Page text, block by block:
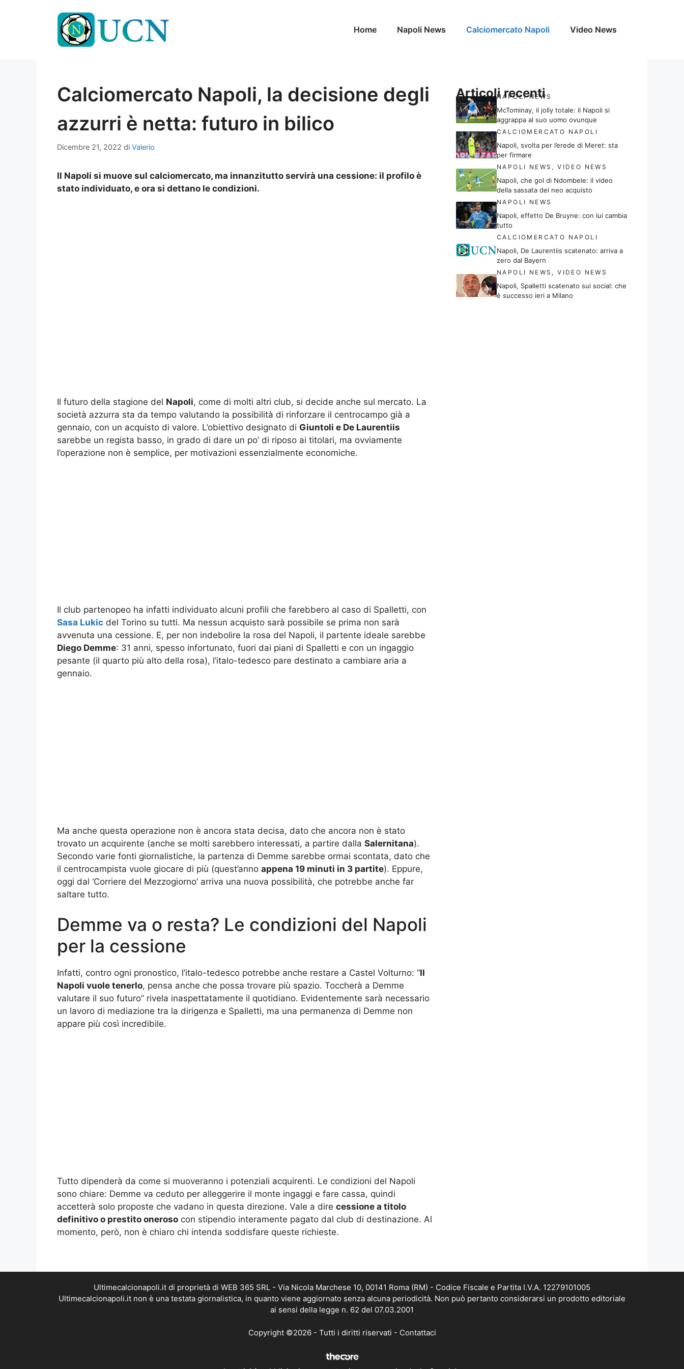
Home Napoli News Calciomercato Napoli Video News
Calciomercato Napoli, la decisione degli
azzurri è netta: futuro in bilico
Dicembre 21, 2022 di Valerio
Il Napoli si muove sul calciomercato, ma innanzitutto servirà una cessione: il profilo è
stato individuato, e ora si dettano le condizioni.
Il futuro della stagione del Napoli, come di molti altri club, si decide anche sul mercato. La
società azzurra sta da tempo valutando la possibilità di rinforzare il centrocampo già a
gennaio, con un acquisto di valore. L’obiettivo designato di Giuntoli e De Laurentiis
sarebbe un regista basso, in grado di dare un po’ di riposo ai titolari, ma ovviamente
l’operazione non è semplice, per motivazioni essenzialmente economiche.
Il club partenopeo ha infatti individuato alcuni profili che farebbero al caso di Spalletti, con
Sasa Lukic del Torino su tutti. Ma nessun acquisto sarà possibile se prima non sarà
avvenuta una cessione. E, per non indebolire la rosa del Napoli, il partente ideale sarebbe
Diego Demme: 31 anni, spesso infortunato, fuori dai piani di Spalletti e con un ingaggio
pesante (il quarto più alto della rosa), l’italo-tedesco pare destinato a cambiare aria a
gennaio.
Ma anche questa operazione non è ancora stata decisa, dato che ancora non è stato
trovato un acquirente (anche se molti sarebbero interessati, a partire dalla Salernitana).
Secondo varie fonti giornalistiche, la partenza di Demme sarebbe ormai scontata, dato che
il centrocampista vuole giocare di più (quest’anno appena 19 minuti in 3 partite). Eppure,
oggi dal ‘Corriere del Mezzogiorno’ arriva una nuova possibilità, che potrebbe anche far
saltare tutto.
Demme va o resta? Le condizioni del Napoli
per la cessione
Infatti, contro ogni pronostico, l’italo-tedesco potrebbe anche restare a Castel Volturno: “Il
Napoli vuole tenerlo, pensa anche che possa trovare più spazio. Toccherà a Demme
valutare il suo futuro” rivela inaspettatamente il quotidiano. Evidentemente sarà necessario
un lavoro di mediazione tra la dirigenza e Spalletti, ma una permanenza di Demme non
appare più così incredibile.
Tutto dipenderà da come si muoveranno i potenziali acquirenti. Le condizioni del Napoli
sono chiare: Demme va ceduto per alleggerire il monte ingaggi e fare cassa, quindi
accetterà solo proposte che vadano in questa direzione. Vale a dire cessione a titolo
definitivo o prestito oneroso con stipendio interamente pagato dal club di destinazione. Al
momento, però, non è chiaro chi intenda soddisfare queste richieste.
Articoli recenti
NAPOLI NEWS
McTominay, il jolly totale: il Napoli si
aggrappa al suo uomo ovunque
CALCIOMERCATO NAPOLI
Napoli, svolta per l’erede di Meret: sta
per firmare
NAPOLI NEWS ,VIDEO NEWS
Napoli, che gol di Ndombele: il video
della sassata del neo acquisto
NAPOLI NEWS
Napoli, effetto De Bruyne: con lui cambia
tutto
CALCIOMERCATO NAPOLI
Napoli, De Laurentiis scatenato: arriva a
zero dal Bayern
NAPOLI NEWS ,VIDEO NEWS
Napoli, Spalletti scatenato sui social: che
è successo ieri a Milano
Ultimecalcionapoli.it di proprietà di WEB 365 SRL - Via Nicola Marchese 10, 00141 Roma (RM) - Codice Fiscale e Partita I.V.A. 12279101005
Ultimecalcionapoli.it non è una testata giornalistica, in quanto viene aggiornato senza alcuna periodicità. Non può pertanto considerarsi un prodotto editoriale
ai sensi della legge n. 62 del 07.03.2001
Copyright ©2026 - Tutti i diritti riservati - Contattaci